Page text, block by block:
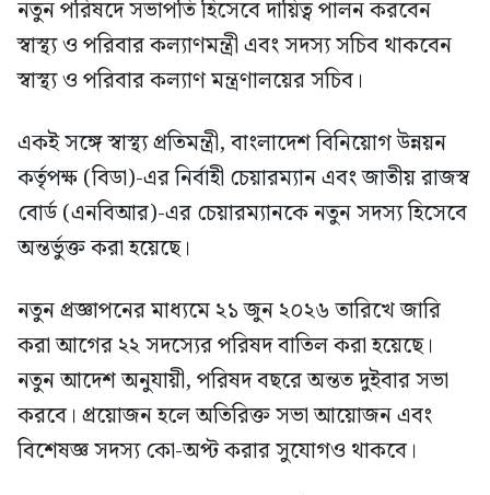
নতুন পরিষদে সভাপতি হিসেবে দায়িত্ব পালন করবেন
স্বাস্থ্য ও পরিবার কল্যাণমন্ত্রী এবং সদস্য সচিব থাকবেন
স্বাস্থ্য ও পরিবার কল্যাণ মন্ত্রণালয়ের সচিব।
একই সঙ্গে স্বাস্থ্য প্রতিমন্ত্রী, বাংলাদেশ বিনিয়োগ উন্নয়ন
কর্তৃপক্ষ (বিডা)-এর নির্বাহী চেয়ারম্যান এবং জাতীয় রাজস্ব
বোর্ড (এনবিআর)-এর চেয়ারম্যানকে নতুন সদস্য হিসেবে
অন্তর্ভুক্ত করা হয়েছে।
নতুন প্রজ্ঞাপনের মাধ্যমে ২১ জুন ২০২৬ তারিখে জারি
করা আগের ২২ সদস্যের পরিষদ বাতিল করা হয়েছে।
নতুন আদেশ অনুযায়ী, পরিষদ বছরে অন্তত দুইবার সভা
করবে। প্রয়োজন হলে অতিরিক্ত সভা আয়োজন এবং
বিশেষজ্ঞ সদস্য কো-অপ্ট করার সুযোগও থাকবে।